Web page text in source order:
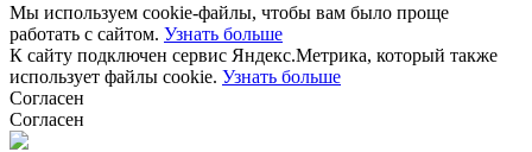
Мы используем cookie-файлы, чтобы вам было проще
работать с сайтом. Узнать больше
К сайту подключен сервис Яндекс.Метрика, который также
использует файлы cookie. Узнать больше
Согласен
Согласен